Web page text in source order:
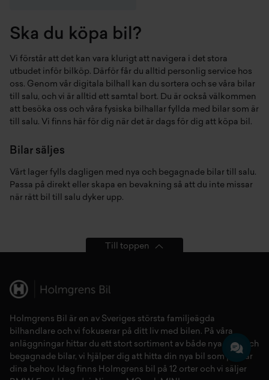
Ska du köpa bil?
Vi förstår att det kan vara klurigt att navigera i det stora
utbudet inför bilköp. Därför får du alltid personlig service hos
oss. Genom vår digitala bilhall kan du sortera och se våra bilar
till salu, och vi är alltid ett samtal bort. Du är också välkommen
att besöka oss och våra fysiska bilhallar fyllda med bilar som är
till salu. Vi finns här för dig när det är dags för dig att köpa bil.
Bilar säljes
Vårt lager fylls dagligen med nya och begagnade bilar till salu.
Passa på direkt eller skapa en bevakning så att du inte missar
när rätt bil till salu dyker upp.
Till toppen
Holmgrens Bil är en av Sveriges största familjeägda
bilhandlare och vi fokuserar på ditt liv med bilen. På våra
anläggningar hittar du ett stort sortiment av både nya bilaroch
begagnade bilar, vi hjälper dig att hitta din nya bil som passar
dina behov. Idag finns Holmgrens bil på 12 orter och vi säljer